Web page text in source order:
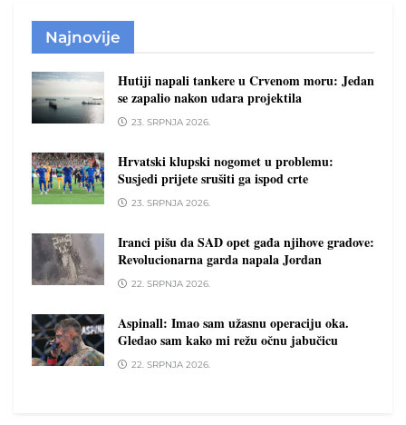
Najnovije
Hutiji napali tankere u Crvenom moru: Jedan
se zapalio nakon udara projektila
23. SRPNJA 2026.
Hrvatski klupski nogomet u problemu:
Susjedi prijete srušiti ga ispod crte
23. SRPNJA 2026.
Iranci pišu da SAD opet gađa njihove gradove:
Revolucionarna garda napala Jordan
22. SRPNJA 2026.
Aspinall: Imao sam užasnu operaciju oka.
Gledao sam kako mi režu očnu jabučicu
22. SRPNJA 2026.